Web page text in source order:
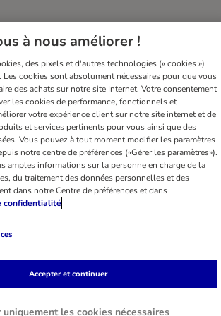
Générales de Vente
et confidentialité
des déchets
Modes de paiement
Programme de fidélité
Programme d'affiliation
à nous améliorer !
des pixels et d'autres technologies (« cookies »)
cookies sont absolument nécessaires pour que vous
des achats sur notre site Internet. Votre consentement
les cookies de performance, fonctionnels et
votre expérience client sur notre site internet et de
et services pertinents pour vous ainsi que des
Vous pouvez à tout moment modifier les paramètres
notre centre de préférences («Gérer les paramètres»).
amples informations sur la personne en charge de la
du traitement des données personnelles et des
dans notre Centre de préférences et dans
confidentialité
les cookies nécessaires
Accepter et continuer